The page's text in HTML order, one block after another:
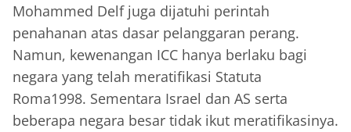
Mohammed Delf juga dijatuhi perintah
penahanan atas dasar pelanggaran perang.
Namun, kewenangan ICC hanya berlaku bagi
negara yang telah meratifikasi Statuta
Roma1998. Sementara Israel dan AS serta
beberapa negara besar tidak ikut meratifikasinya.